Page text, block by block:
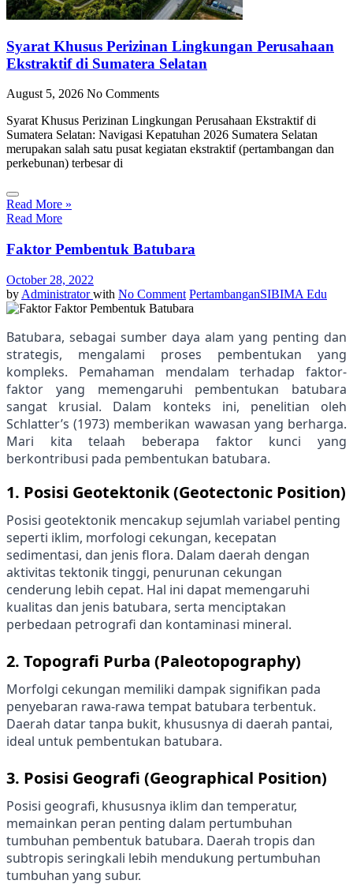
Syarat Khusus Perizinan Lingkungan Perusahaan
Ekstraktif di Sumatera Selatan
August 5, 2026 No Comments
Syarat Khusus Perizinan Lingkungan Perusahaan Ekstraktif di
Sumatera Selatan: Navigasi Kepatuhan 2026 Sumatera Selatan
merupakan salah satu pusat kegiatan ekstraktif (pertambangan dan
perkebunan) terbesar di
Read More »
Read More
Faktor Pembentuk Batubara
October 28, 2022
by Administratorwith No Comment PertambanganSIBIMA Edu
Batubara, sebagai sumber daya alam yang penting dan
strategis, mengalami proses pembentukan yang
kompleks. Pemahaman mendalam terhadap faktor-
faktor yang memengaruhi pembentukan batubara
sangat krusial. Dalam konteks ini, penelitian oleh
Schlatter’s (1973) memberikan wawasan yang berharga.
Mari kita telaah beberapa faktor kunci yang
berkontribusi pada pembentukan batubara.
1. Posisi Geotektonik (Geotectonic Position)
Posisi geotektonik mencakup sejumlah variabel penting
seperti iklim, morfologi cekungan, kecepatan
sedimentasi, dan jenis flora. Dalam daerah dengan
aktivitas tektonik tinggi, penurunan cekungan
cenderung lebih cepat. Hal ini dapat memengaruhi
kualitas dan jenis batubara, serta menciptakan
perbedaan petrografi dan kontaminasi mineral.
2. Topografi Purba (Paleotopography)
Morfolgi cekungan memiliki dampak signifikan pada
penyebaran rawa-rawa tempat batubara terbentuk.
Daerah datar tanpa bukit, khususnya di daerah pantai,
ideal untuk pembentukan batubara.
3. Posisi Geografi (Geographical Position)
Posisi geografi, khususnya iklim dan temperatur,
memainkan peran penting dalam pertumbuhan
tumbuhan pembentuk batubara. Daerah tropis dan
subtropis seringkali lebih mendukung pertumbuhan
tumbuhan yang subur.